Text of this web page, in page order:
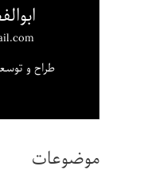
طراح و
موضوعات